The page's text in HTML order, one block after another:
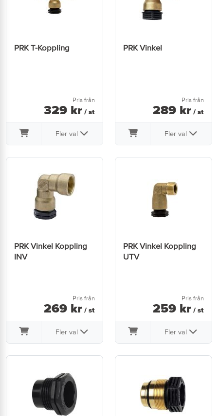
PRK T-Koppling
Pris från
329 kr / st
Fler val
PRK Vinkel
Pris från
289 kr / st
Fler val
PRK Vinkel Koppling
INV
Pris från
269 kr / st
Fler val
PRK Vinkel Koppling
UTV
Pris från
259 kr / st
Fler val